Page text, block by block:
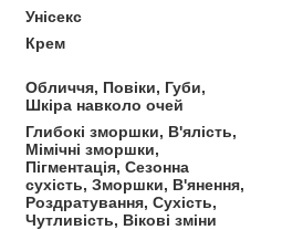
Унісекс
Крем
Обличчя, Повіки, Губи,
Шкіра навколо очей
Глибокі зморшки, В'ялість,
Мімічні зморшки,
Пігментація, Сезонна
сухість, Зморшки, В'янення,
Роздратування, Сухість,
Чутливість, Вікові зміни